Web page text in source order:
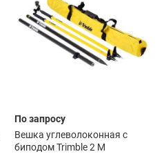
По запросу
Вешка углеволоконная с
биподом Trimble 2 M